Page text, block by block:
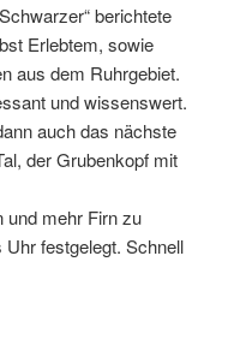
berichtete
Erlebtem, sowie
aus dem Ruhrgebiet.
und wissenswert.
auch das nächste
der Grubenkopf mit
und mehr Firn zu
festgelegt. Schnell